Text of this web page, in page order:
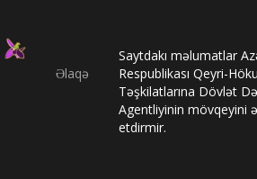
Elməddin Behbud: “IV Şuşa
beynəlxalq media əməkdaşlığının
platformasına çevrilib”
14-07-2026, 14:24
Əlaqə
Saytdakı məlumatlar
Respublikası Qeyri-
Təşkilatlarına Dövlət
Agentliyinin mövqeyini
etdirmir.